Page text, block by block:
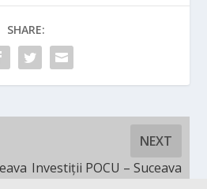
SHARE:
NEXT
Investiții POCU – Suceava